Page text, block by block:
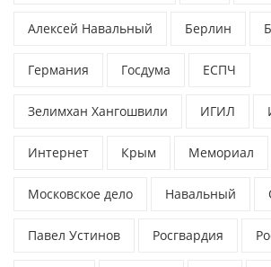
Алексей Навальный Берлин
Германия Госдума ЕСПЧ
Зелимхан Хангошвили ИГИЛ
Интернет Крым Мемориал
Московское дело Навальный
Павел Устинов Росгвардия